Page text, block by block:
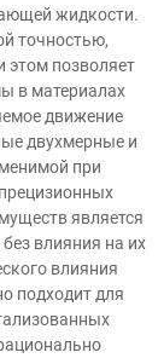
жидкости.
точностью,
этом позволяет
в материалах
движение
двухмерные и
при
является
влияния на их
влияния
подходит для